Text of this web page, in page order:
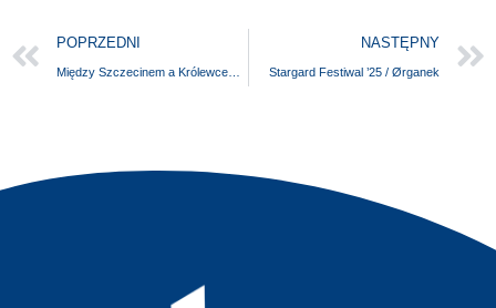
POPRZEDNI NASTĘPNY
Stargard Festiwal ’25 / Ørganek